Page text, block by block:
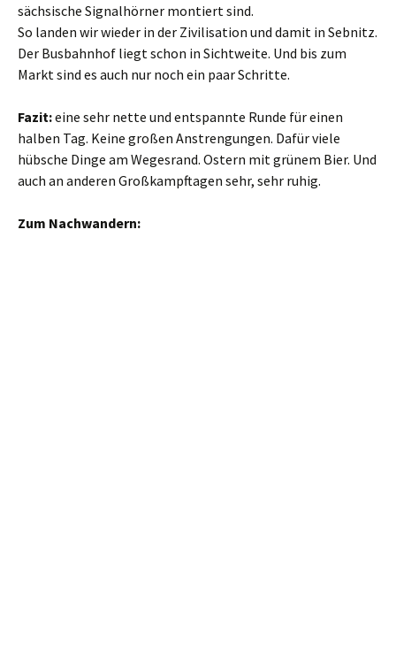
sächsische Signalhörner montiert sind.
So landen wir wieder in der Zivilisation und damit in Sebnitz.
Der Busbahnhof liegt schon in Sichtweite. Und bis zum
Markt sind es auch nur noch ein paar Schritte.
Fazit:eine sehr nette und entspannte Runde für einen
halben Tag. Keine großen Anstrengungen. Dafür viele
hübsche Dinge am Wegesrand. Ostern mit grünem Bier. Und
auch an anderen Großkampftagen sehr, sehr ruhig.
Zum Nachwandern: